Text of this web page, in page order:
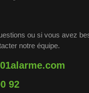
ou si vous avez
notre équipe.
92